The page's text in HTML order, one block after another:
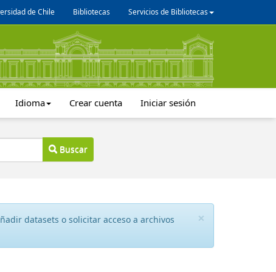
de Chile Bibliotecas Servicios de Bibliotecas
Idioma Crear cuenta Iniciar sesión
Buscar
×
datasets o solicitar acceso a archivos